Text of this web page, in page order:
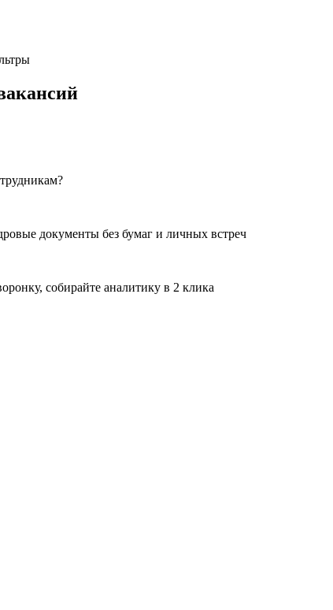
документы без бумаг и личных встреч
собирайте аналитику в 2 клика